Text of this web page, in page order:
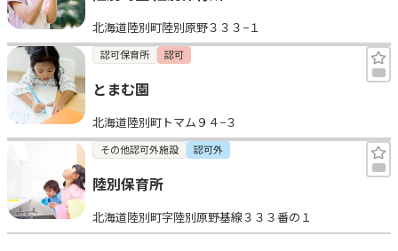
見学日記
メッセージ
おすすめの園
エンクルの特徴と活用方法
コラム
お知らせ
北海道陸別町陸別原野３３３−１
認可保育所 認可
とまむ園
北海道陸別町トマム９４−３
その他認可外施設 認可外
陸別保育所
北海道陸別町字陸別原野基線３３３番の１